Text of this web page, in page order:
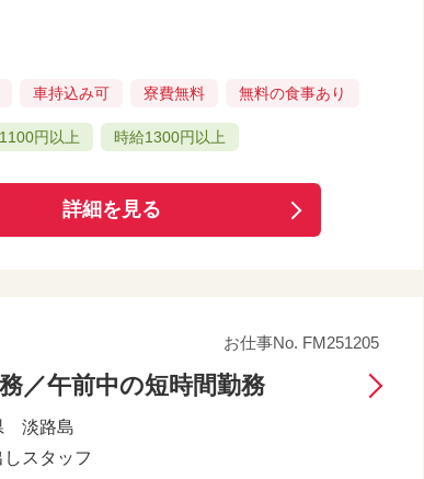
車持込み可 寮費無料 無料の食事あり
円以上 時給1300円以上
詳細を見る
お仕事No. FM251205
／午前中の短時間勤務
淡路島
しスタッフ